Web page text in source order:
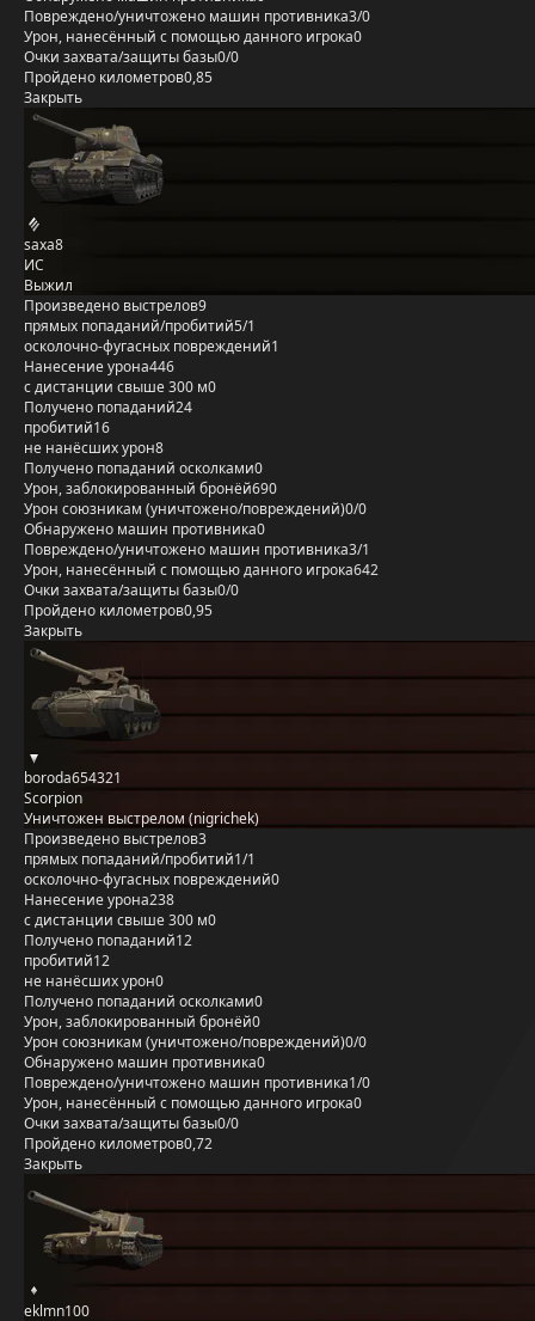
Повреждено/уничтожено машин противника3/0
Урон, нанесённый с помощью данного игрока0
Очки захвата/защиты базы0/0
Пройдено километров0,85
Закрыть
saxa8
ИС
Выжил
Произведено выстрелов9
прямых попаданий/пробитий5/1
осколочно-фугасных повреждений1
Нанесение урона446
с дистанции свыше 300 м0
Получено попаданий24
пробитий16
не нанёсших урон8
Получено попаданий осколками0
Урон, заблокированный бронёй690
Урон союзникам (уничтожено/повреждений)0/0
Обнаружено машин противника0
Повреждено/уничтожено машин противника3/1
Урон, нанесённый с помощью данного игрока642
Очки захвата/защиты базы0/0
Пройдено километров0,95
Закрыть
boroda654321
Scorpion
Уничтожен выстрелом (nigrichek)
Произведено выстрелов3
прямых попаданий/пробитий1/1
осколочно-фугасных повреждений0
Нанесение урона238
с дистанции свыше 300 м0
Получено попаданий12
пробитий12
не нанёсших урон0
Получено попаданий осколками0
Урон, заблокированный бронёй0
Урон союзникам (уничтожено/повреждений)0/0
Обнаружено машин противника0
Повреждено/уничтожено машин противника1/0
Урон, нанесённый с помощью данного игрока0
Очки захвата/защиты базы0/0
Пройдено километров0,72
Закрыть
eklmn100